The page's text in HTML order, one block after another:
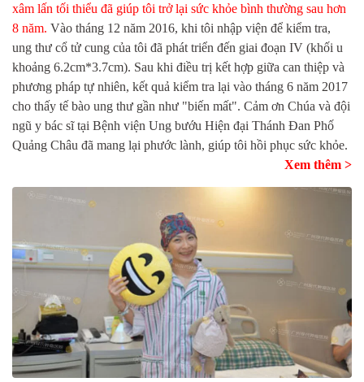
xâm lấn tối thiểu đã giúp tôi trở lại sức khỏe bình thường sau hơn
8 năm. Vào tháng 12 năm 2016, khi tôi nhập viện để kiểm tra,
ung thư cổ tử cung của tôi đã phát triển đến giai đoạn IV (khối u
khoảng 6.2cm*3.7cm). Sau khi điều trị kết hợp giữa can thiệp và
phương pháp tự nhiên, kết quả kiểm tra lại vào tháng 6 năm 2017
cho thấy tế bào ung thư gần như "biến mất". Cảm ơn Chúa và đội
ngũ y bác sĩ tại Bệnh viện Ung bướu Hiện đại Thánh Đan Phố
Quảng Châu đã mang lại phước lành, giúp tôi hồi phục sức khỏe.
Xem thêm >